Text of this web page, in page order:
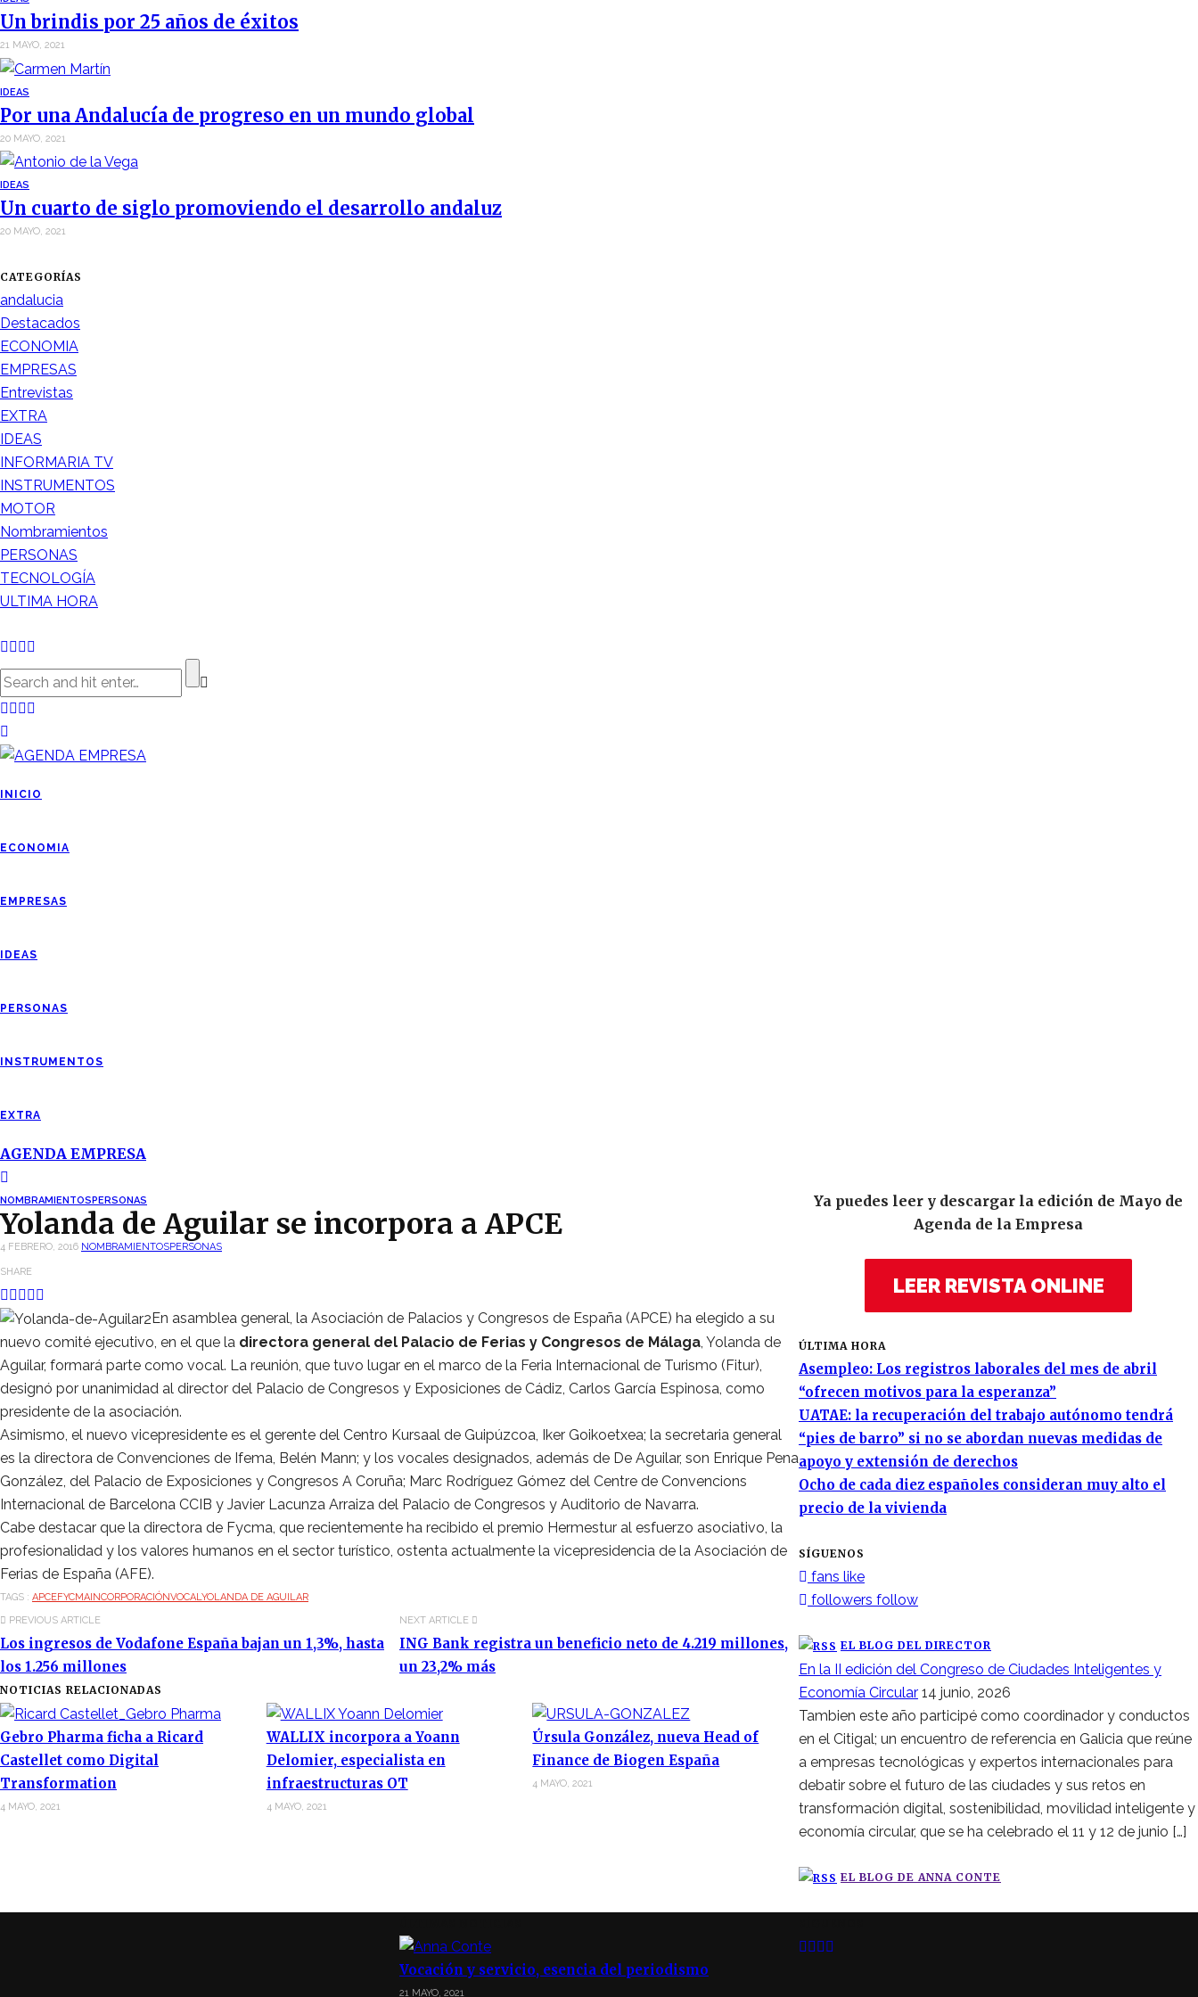
Un brindis por 25 años de éxitos
21 MAYO, 2021
IDEAS
Por una Andalucía de progreso en un mundo global
20 MAYO, 2021
IDEAS
Un cuarto de siglo promoviendo el desarrollo andaluz
20 MAYO, 2021
CATEGORÍAS
andalucia
Destacados
ECONOMIA
EMPRESAS
Entrevistas
EXTRA
IDEAS
INFORMARIA TV
INSTRUMENTOS
MOTOR
Nombramientos
PERSONAS
TECNOLOGÍA
ULTIMA HORA
INICIO
ECONOMIA
EMPRESAS
IDEAS
PERSONAS
INSTRUMENTOS
EXTRA
AGENDA EMPRESA
NOMBRAMIENTOS PERSONAS
Yolanda de Aguilar se incorpora a APCE
4 FEBRERO, 2016 NOMBRAMIENTOSPERSONAS
SHARE
En asamblea general, la Asociación de Palacios y Congresos de España (APCE) ha elegido a su
nuevo comité ejecutivo, en el que la directora general del Palacio de Ferias y Congresos de Málaga, Yolanda de
Aguilar, formará parte como vocal. La reunión, que tuvo lugar en el marco de la Feria Internacional de Turismo (Fitur),
designó por unanimidad al director del Palacio de Congresos y Exposiciones de Cádiz, Carlos García Espinosa, como
presidente de la asociación.
Asimismo, el nuevo vicepresidente es el gerente del Centro Kursaal de Guipúzcoa, Iker Goikoetxea; la secretaria general
es la directora de Convenciones de Ifema, Belén Mann; y los vocales designados, además de De Aguilar, son Enrique Pena
González, del Palacio de Exposiciones y Congresos A Coruña; Marc Rodríguez Gómez del Centre de Convencions
Internacional de Barcelona CCIB y Javier Lacunza Arraiza del Palacio de Congresos y Auditorio de Navarra.
Cabe destacar que la directora de Fycma, que recientemente ha recibido el premio Hermestur al esfuerzo asociativo, la
profesionalidad y los valores humanos en el sector turístico, ostenta actualmente la vicepresidencia de la Asociación de
Ferias de España (AFE).
TAGS : APCEFYCMAINCORPORACIÓNVOCALYOLANDA DE AGUILAR
PREVIOUS ARTICLE
Los ingresos de Vodafone España bajan un 1,3%, hasta
los 1.256 millones
NEXT ARTICLE
ING Bank registra un beneficio neto de 4.219 millones,
un 23,2% más
NOTICIAS RELACIONADAS
Gebro Pharma ficha a Ricard
Castellet como Digital
Transformation
4 MAYO, 2021
WALLIX incorpora a Yoann
Delomier, especialista en
infraestructuras OT
4 MAYO, 2021
Úrsula González, nueva Head of
Finance de Biogen España
4 MAYO, 2021
Ya puedes leer y descargar la edición de Mayo de
Agenda de la Empresa
LEER REVISTA ONLINE
ÚLTIMA HORA
Asempleo: Los registros laborales del mes de abril
“ofrecen motivos para la esperanza”
UATAE: la recuperación del trabajo autónomo tendrá
“pies de barro” si no se abordan nuevas medidas de
apoyo y extensión de derechos
Ocho de cada diez españoles consideran muy alto el
precio de la vivienda
SÍGUENOS
fans like
followers follow
EL BLOG DEL DIRECTOR
En la II edición del Congreso de Ciudades Inteligentes y
Economía Circular 14 junio, 2026
Tambien este año participé como coordinador y conductos
en el Citigal; un encuentro de referencia en Galicia que reúne
a empresas tecnológicas y expertos internacionales para
debatir sobre el futuro de las ciudades y sus retos en
transformación digital, sostenibilidad, movilidad inteligente y
economía circular, que se ha celebrado el 11 y 12 de junio […]
EL BLOG DE ANNA CONTE
Vocación y servicio, esencia del periodismo
21 MAYO, 2021